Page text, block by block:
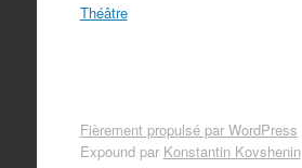
Théâtre
Fièrement propulsé par WordPress
Expound par Konstantin Kovshenin